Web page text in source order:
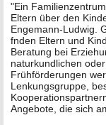
"Ein
Eltern über den
Engemann-Ludwig.
fnden Eltern und
Beratung bei
naturkundlichen
Frühförderungen
Lenkungsgruppe,
Angebote, die sich